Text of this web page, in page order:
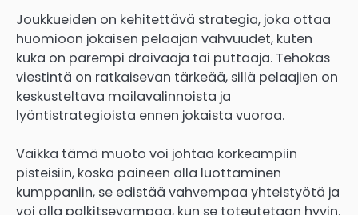
Joukkueiden on kehitettävä strategia, joka ottaa
huomioon jokaisen pelaajan vahvuudet, kuten
kuka on parempi draivaaja tai puttaaja. Tehokas
viestintä on ratkaisevan tärkeää, sillä pelaajien on
keskusteltava mailavalinnoista ja
lyöntistrategioista ennen jokaista vuoroa.
Vaikka tämä muoto voi johtaa korkeampiin
pisteisiin, koska paineen alla luottaminen
kumppaniin, se edistää vahvempaa yhteistyötä ja